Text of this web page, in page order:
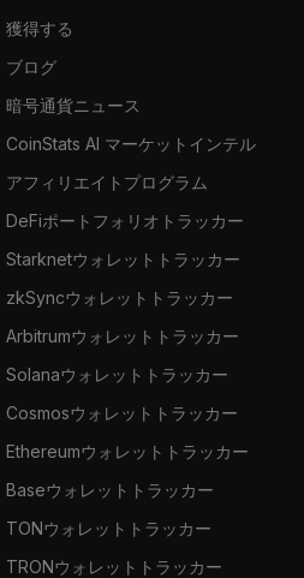
獲得する
ブログ
暗号通貨ニュース
CoinStats AI マーケットインテル
アフィリエイトプログラム
DeFiポートフォリオトラッカー
Starknetウォレットトラッカー
zkSyncウォレットトラッカー
Arbitrumウォレットトラッカー
Solanaウォレットトラッカー
Cosmosウォレットトラッカー
Ethereumウォレットトラッカー
Baseウォレットトラッカー
TONウォレットトラッカー
TRONウォレットトラッカー